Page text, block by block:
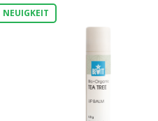
Harmonie oder
NEUIGKEIT